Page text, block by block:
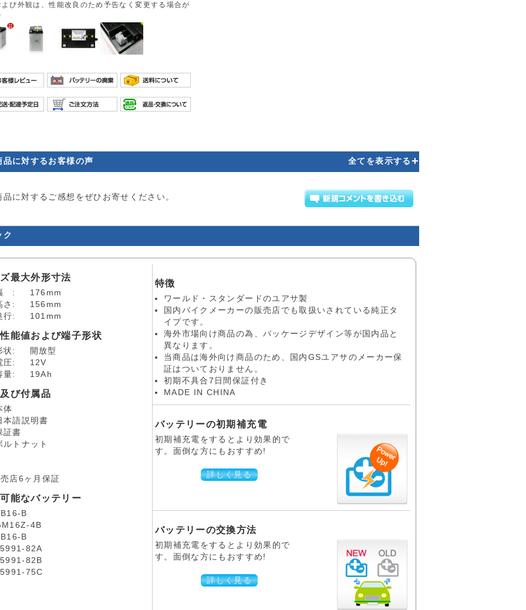
び外観は、性能改良のため予告なく変更する場合が
品に対するお客様の声 全てを表示する+
品に対するご感想をぜひお寄せください。
ク
最大外形寸法
:
176mm
さ:
156mm
行:
101mm
能値および端子形状
状:
開放型
圧:
12V
量:
19Ah
び付属品
体
本語説明書
証書
ルトナット
店6ヶ月保証
能なバッテリー
B
4B
B
82A
82B
75C
特徴
ワールド・スタンダードのユアサ製
国内バイクメーカーの販売店でも取扱いされている純正タ
イプです。
海外市場向け商品の為、パッケージデザイン等が国内品と
異なります。
当商品は海外向け商品のため、国内GSユアサのメーカー保
証はついておりません。
初期不具合7日間保証付き
MADE IN CHINA
バッテリーの初期補充電
初期補充電をするとより効果的で
す。面倒な方にもおすすめ!
詳しく見る
バッテリーの交換方法
初期補充電をするとより効果的で
す。面倒な方にもおすすめ!
詳しく見る